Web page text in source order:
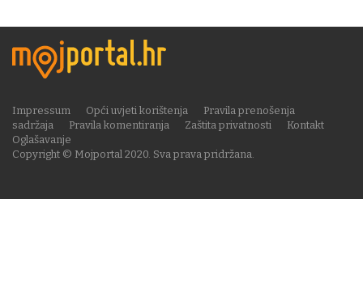
Copyright © Mojportal 2020. Sva prava pridržana.
Impressum Opći uvjeti korištenja
Pravila prenošenja
sadržaja
Pravila komentiranja Zaštita privatnosti
Kontakt
Oglašavanje